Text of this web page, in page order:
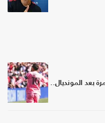
بعد المونديال..